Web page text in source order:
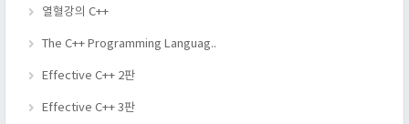
열혈강의 C++
The C++ Programming Languag..
Effective C++ 2판
Effective C++ 3판